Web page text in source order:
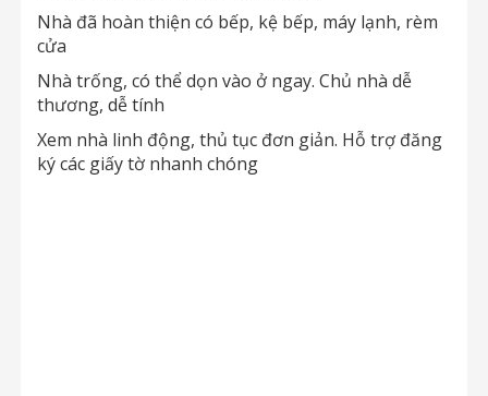
Nhà đã hoàn thiện có bếp, kệ bếp, máy lạnh, rèm
cửa
Nhà trống, có thể dọn vào ở ngay. Chủ nhà dễ
thương, dễ tính
Xem nhà linh động, thủ tục đơn giản. Hỗ trợ đăng
ký các giấy tờ nhanh chóng